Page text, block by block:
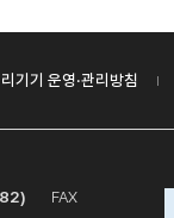
기기 운영·관리방침
FAX